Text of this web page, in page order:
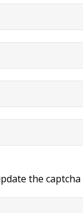
the captcha